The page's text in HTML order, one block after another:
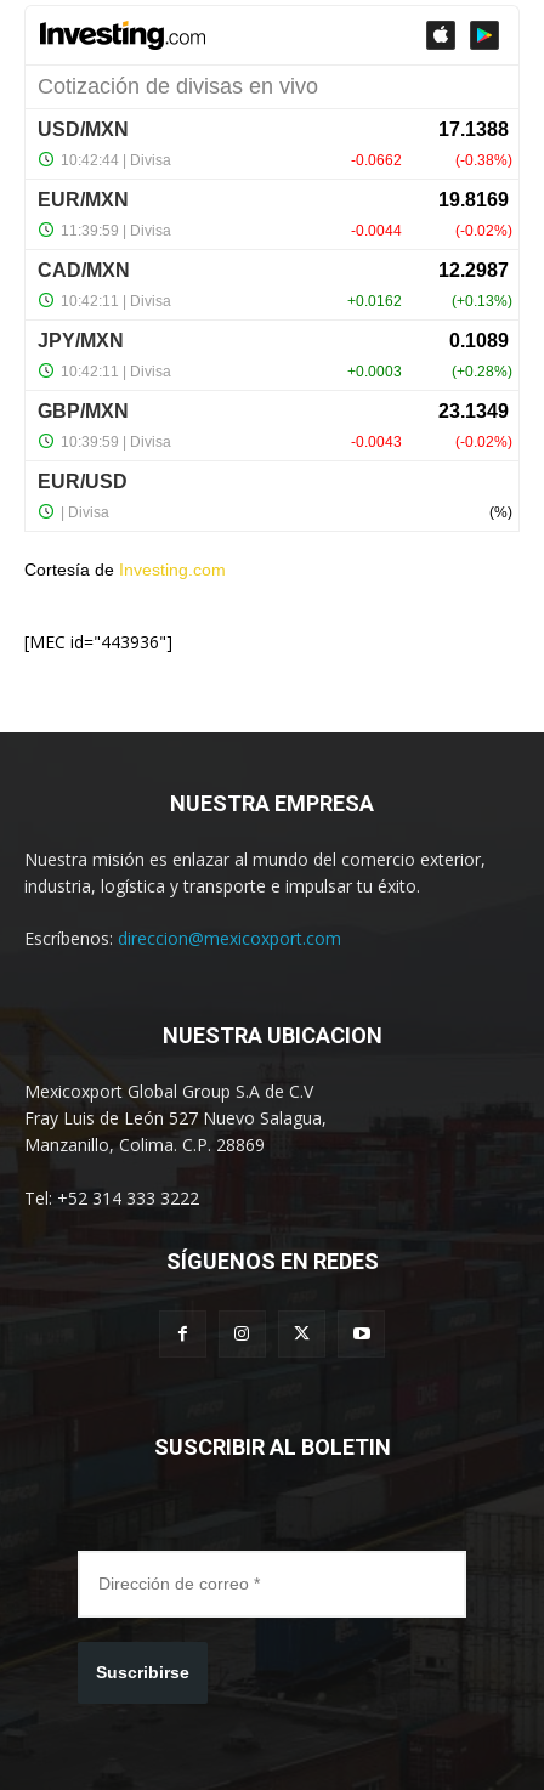
Cortesía de Investing.com
[MEC id="443936"]
NUESTRA EMPRESA
Nuestra misión es enlazar al mundo del comercio exterior,
industria, logística y transporte e impulsar tu éxito.
Escríbenos: direccion@mexicoxport.com
NUESTRA UBICACION
Mexicoxport Global Group S.A de C.V
Fray Luis de León 527 Nuevo Salagua,
Manzanillo, Colima. C.P. 28869
Tel: +52 314 333 3222
SÍGUENOS EN REDES
SUSCRIBIR AL BOLETIN
Suscribirse